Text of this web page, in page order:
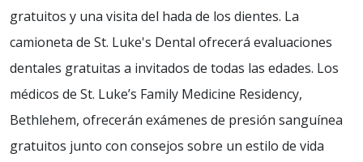
gratuitos y una visita del hada de los dientes. La
camioneta de St. Luke's Dental ofrecerá evaluaciones
dentales gratuitas a invitados de todas las edades. Los
médicos de St. Luke’s Family Medicine Residency,
Bethlehem, ofrecerán exámenes de presión sanguínea
gratuitos junto con consejos sobre un estilo de vida